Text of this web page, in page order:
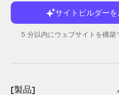
サイトビルダー
5 分以内にウェブサイトを構築
[製品]